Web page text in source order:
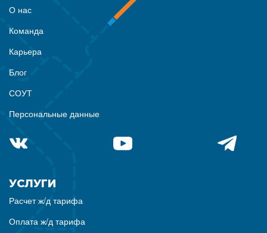
О нас
Команда
Карьера
Блог
СОУТ
Персональные данные
УСЛУГИ
Расчет ж/д тарифа
Оплата ж/д тарифа